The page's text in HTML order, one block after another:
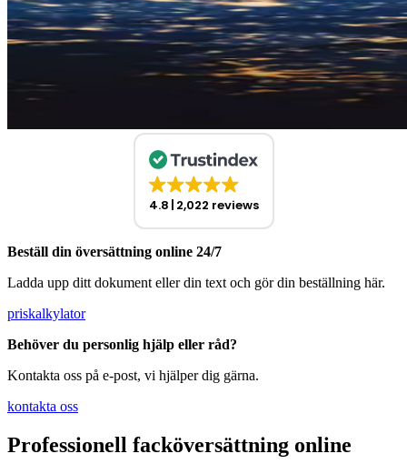
4.8 2,022 reviews
Beställ din översättning online 24/7
Ladda upp ditt dokument eller din text och gör din beställning här.
priskalkylator
Behöver du personlig hjälp eller råd?
Kontakta oss på e-post, vi hjälper dig gärna.
kontakta oss
Professionell facköversättning online